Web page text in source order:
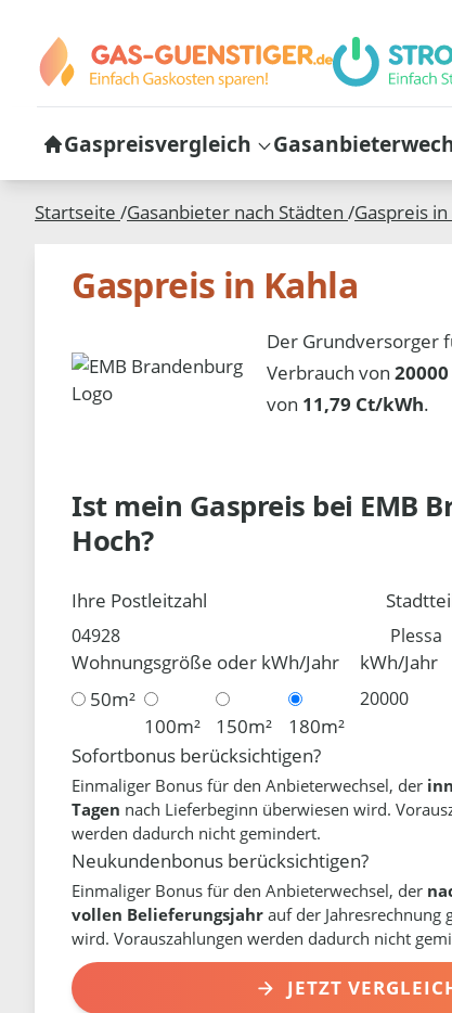
Gaspreisvergleich
Startseite /Gasanbieter nach Städten /Gaspreis in
Gaspreis in Kahla
Der Grundversorger
Verbrauch von
von 11,79 Ct/kWh.
Ist mein Gaspreis bei EMB
Hoch?
Ihre Postleitzahl
Wohnungsgröße oder kWh/Jahr
50m²
100m²
150m² 180m²
kWh/Jahr
Sofortbonus berücksichtigen?
Einmaliger Bonus für den Anbieterwechsel, der
Tagen nach Lieferbeginn überwiesen wird.
werden dadurch nicht gemindert.
Neukundenbonus berücksichtigen?
Einmaliger Bonus für den Anbieterwechsel, der
vollen Belieferungsjahr auf der Jahresrechnung
wird. Vorauszahlungen werden dadurch nicht
JETZT